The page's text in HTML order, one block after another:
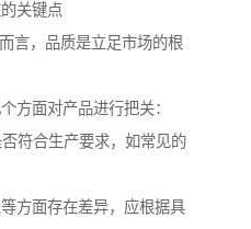
关键点
言，品质是立足市场的根
方面对产品进行把关：
符合生产要求，如常见的
方面存在差异，应根据具